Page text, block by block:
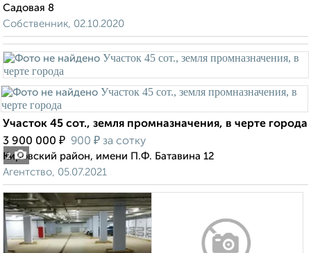
Садовая 8
Собственник, 02.10.2020
2
Участок 45 сот., земля промназначения, в черте города
3 900 000 ₽ 900 ₽ за сотку
Кировский район, имени П.Ф. Батавина 12
Агентство, 05.07.2021